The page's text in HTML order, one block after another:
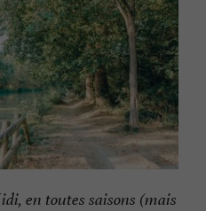
en toutes saisons (mais